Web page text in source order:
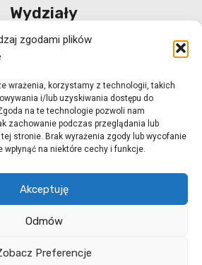
zgodami plików
wrażenia, korzystamy z technologii, takich
i/lub uzyskiwania dostępu do
na te technologie pozwoli nam
zachowanie podczas przeglądania lub
stronie. Brak wyrażenia zgody lub wycofanie
na niektóre cechy i funkcje.
Akceptuję
Odmów
Preferencje
Wydziały
Polityki Społecznej
Zawodowej i Społecznej
Włączenia Społecznego
Projektów Strukturalnych
w Zielonej Górze
w Gorzowie Wlkp.